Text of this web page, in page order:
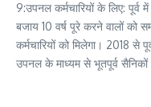
9:उपनल कर्मचारियों के लिए: पूर्व
बजाय 10 वर्ष पूरे करने वालों
कर्मचारियों को मिलेगा। 2018 से
उपनल के माध्यम से भूतपूर्व सैनिकों